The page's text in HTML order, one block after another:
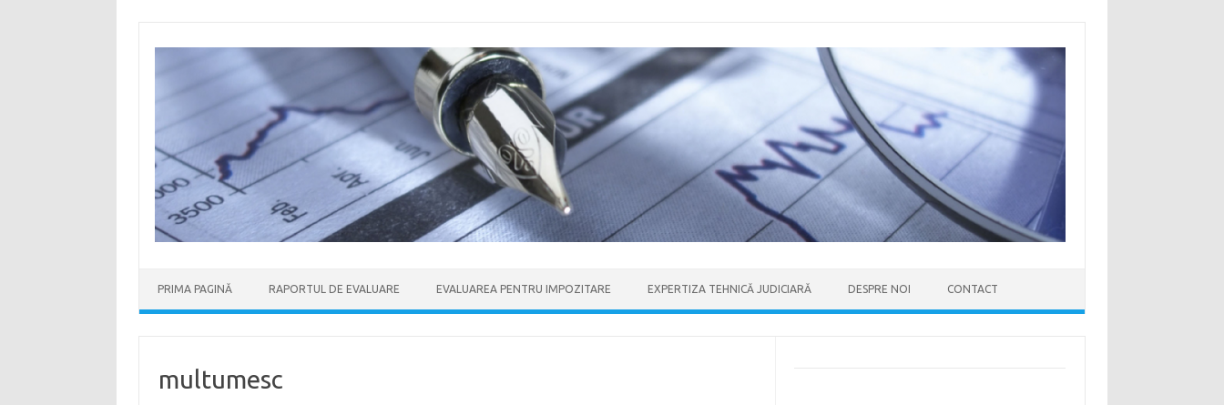
PRIMA PAGINĂ RAPORTUL DE EVALUARE EVALUAREA PENTRU IMPOZITARE EXPERTIZA TEHNICĂ JUDICIARĂ DESPRE NOI CONTACT
multumesc